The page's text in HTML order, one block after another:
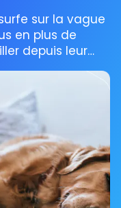
sur la vague
en plus de
depuis leur
comment ne
de